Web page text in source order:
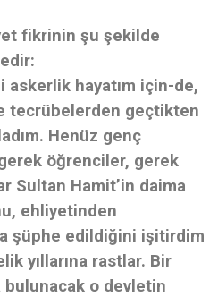
fikrinin şu şekilde
hayatım için-de,
tecrübelerden geçtikten
Henüz genç
öğrenciler, gerek
Sultan Hamit’in daima
ehliyetinden
şüphe edildiğini işitirdim
yıllarına rastlar. Bir
bulunacak o devletin